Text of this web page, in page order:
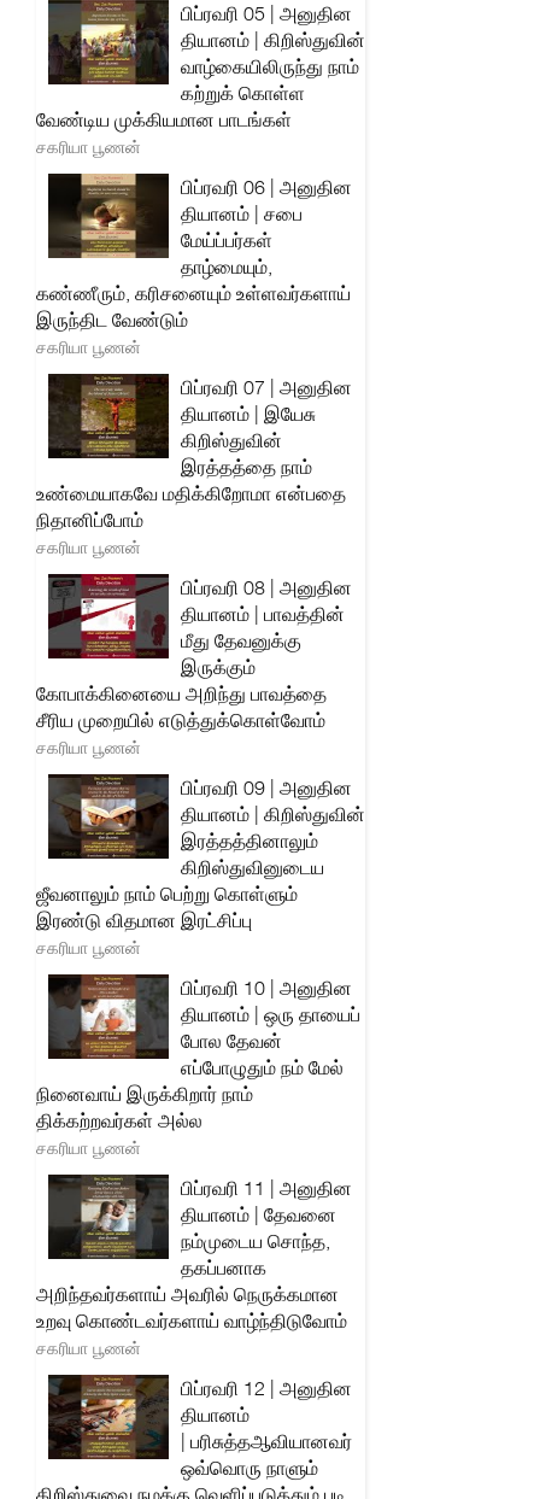
பிப்ரவரி 05 | அனுதின
தியானம் | கிறிஸ்துவின்
வாழ்கையிலிருந்து நாம்
கற்றுக் கொள்ள
வேண்டிய முக்கியமான பாடங்கள்
சகரியா பூணன்
பிப்ரவரி 06 | அனுதின
தியானம் | சபை
மேய்ப்பர்கள்
தாழ்மையும்,
கண்ணீரும், கரிசனையும் உள்ளவர்களாய்
இருந்திட வேண்டும்
சகரியா பூணன்
பிப்ரவரி 07 | அனுதின
தியானம் | இயேசு
கிறிஸ்துவின்
இரத்தத்தை நாம்
உண்மையாகவே மதிக்கிறோமா என்பதை
நிதானிப்போம்
சகரியா பூணன்
பிப்ரவரி 08 | அனுதின
தியானம் | பாவத்தின்
மீது தேவனுக்கு
இருக்கும்
கோபாக்கினையை அறிந்து பாவத்தை
சீரிய முறையில் எடுத்துக்கொள்வோம்
சகரியா பூணன்
பிப்ரவரி 09 | அனுதின
தியானம் | கிறிஸ்துவின்
இரத்தத்தினாலும்
கிறிஸ்துவினுடைய
ஜீவனாலும் நாம் பெற்று கொள்ளும்
இரண்டு விதமான இரட்சிப்பு
சகரியா பூணன்
பிப்ரவரி 10 | அனுதின
தியானம் | ஒரு தாயைப்
போல தேவன்
எப்போழுதும் நம் மேல்
நினைவாய் இருக்கிறார் நாம்
திக்கற்றவர்கள் அல்ல
சகரியா பூணன்
பிப்ரவரி 11 | அனுதின
தியானம் | தேவனை
நம்முடைய சொந்த,
தகப்பனாக
அறிந்தவர்களாய் அவரில் நெருக்கமான
உறவு கொண்டவர்களாய் வாழ்ந்திடுவோம்
சகரியா பூணன்
பிப்ரவரி 12 | அனுதின
தியானம்
| பரிசுத்தஆவியானவர்
ஒவ்வொரு நாளும்
கிறிஸ்துவை நமக்கு வெளிப்படுத்தும் படி